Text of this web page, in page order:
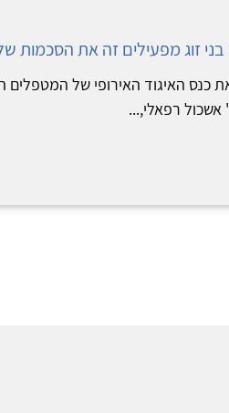
בני זוג מפעילים זה את הסכמות
כנס האיגוד האירופי של המטפלים
אשכול רפאלי,...